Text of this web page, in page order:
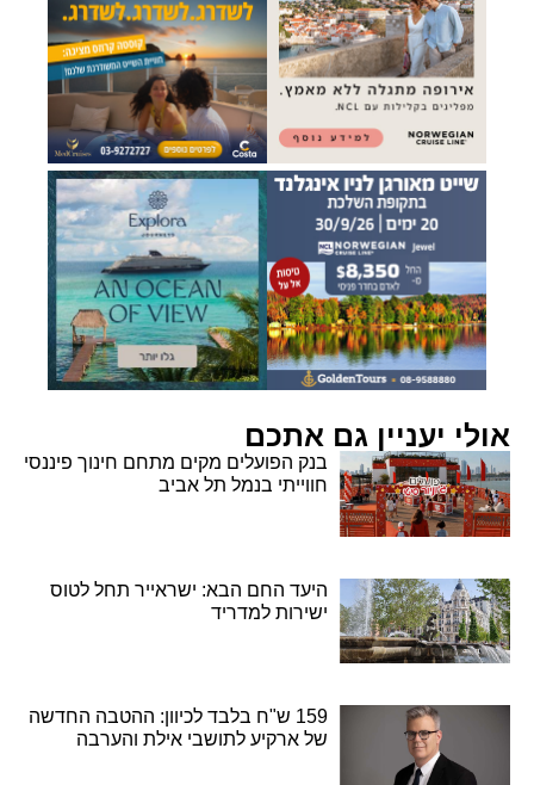
אולי יעניין גם אתכם
בנק הפועלים מקים מתחם חינוך פיננסי
חווייתי בנמל תל אביב
היעד החם הבא: ישראייר תחל לטוס
ישירות למדריד
159 ש"ח בלבד לכיוון: ההטבה החדשה
של ארקיע לתושבי אילת והערבה